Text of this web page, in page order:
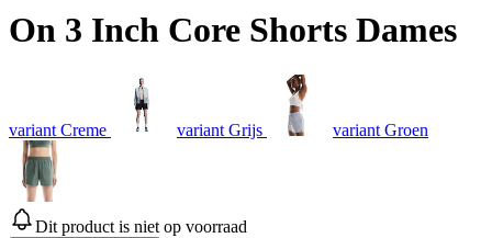
On 3 Inch Core Shorts Dames
variant Creme variant Grijs variant Groen
Dit product is niet op voorraad